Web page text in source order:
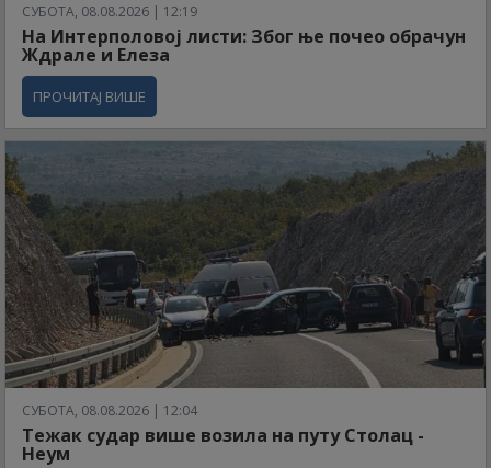
СУБОТА, 08.08.2026 | 12:19
На Интерполовој листи: Због ње почео обрачун
Ждрале и Елеза
ПРОЧИТАЈ ВИШЕ
СУБОТА, 08.08.2026 | 12:04
Тежак судар више возила на путу Столац -
Неум